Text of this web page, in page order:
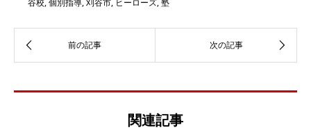
谷校,個別指導,刈谷市,ヒーローズ,塾
関連記事